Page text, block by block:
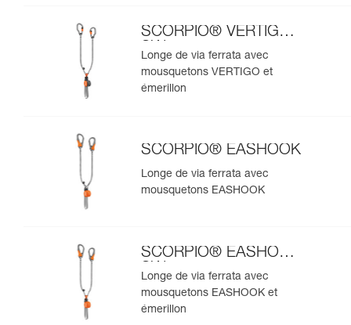
SCORPIO® VERTIGO
SW
Longe de via ferrata avec
mousquetons VERTIGO et
émerillon
SCORPIO® EASHOOK
Longe de via ferrata avec
mousquetons EASHOOK
SCORPIO® EASHOOK
SW
Longe de via ferrata avec
mousquetons EASHOOK et
émerillon